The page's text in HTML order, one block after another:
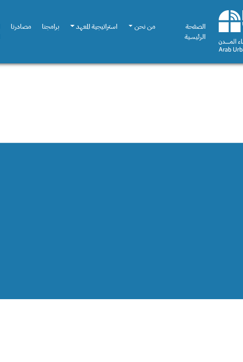
الصفحة
الرئيسية
من نحن استراتيجية المعهد برامجنا مصادرنا